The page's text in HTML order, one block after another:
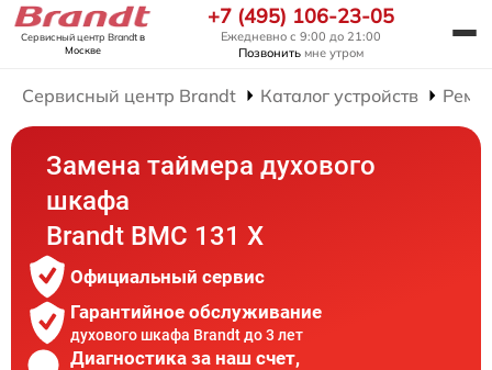
Сервисный центр Brandtв
Москве
+7 (495) 106-23-05
Ежедневно с 9:00 до 21:00
Позвонить мне утром
Сервисный центр Brandt Каталог устройств
Замена таймера духового
шкафа
Brandt BMC 131 X
Официальный сервис
Гарантийное обслуживание
духового шкафа Brandt до 3 лет
Диагностика за наш счет,